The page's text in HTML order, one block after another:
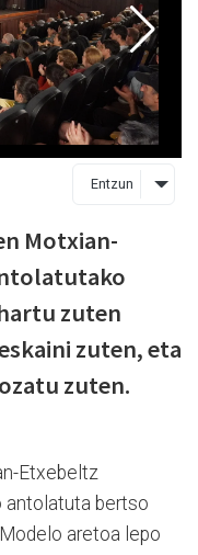
Entzun
Motxian-
zuten
zuten, eta
zuten.
Etxebeltz
antolatuta bertso
aretoa lepo